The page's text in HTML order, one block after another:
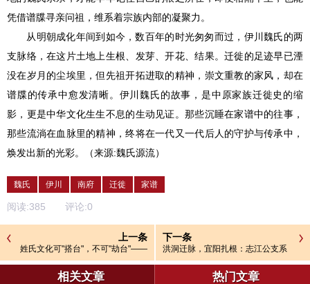
凭借谱牒寻亲问祖，维系着宗族内部的凝聚力。
从明朝成化年间到如今，数百年的时光匆匆而过，伊川魏氏的两
支脉络，在这片土地上生根、发芽、开花、结果。迁徙的足迹早已湮
没在岁月的尘埃里，但先祖开拓进取的精神，崇文重教的家风，却在
谱牒的传承中愈发清晰。伊川魏氏的故事，是中原家族迁徙史的缩
影，更是中华文化生生不息的生动见证。那些沉睡在家谱中的往事，
那些流淌在血脉里的精神，终将在一代又一代后人的守护与传承中，
焕发出新的光彩。（来源:魏氏源流）
魏氏 伊川 南府 迁徙 家谱
阅读:385 评论:0
上一条
姓氏文化可"搭台"，不可"劫台"——
经济该为传承守初心
下一条
洪洞迁脉，宜阳扎根：志江公支系
与《河南洛阳魏氏家谱》的百年故
相关文章 热门文章